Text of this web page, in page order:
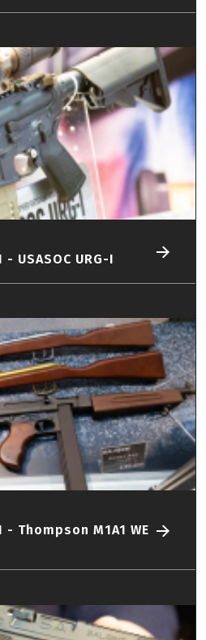
- USASOC URG-I
- Thompson M1A1 WE